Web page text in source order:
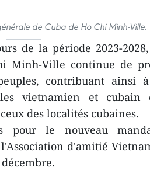
de Cuba de Ho Chi Minh-Ville.
de la période 2023-
Minh-Ville continue de
contribuant ainsi
vietnamien et
des localités cubaines.
pour le nouveau
d'amitié